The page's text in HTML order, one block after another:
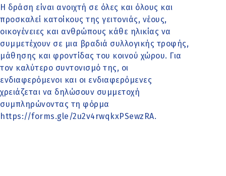
Η δράση είναι ανοιχτή σε όλες και όλους και
προσκαλεί κατοίκους της γειτονιάς, νέους,
οικογένειες και ανθρώπους κάθε ηλικίας να
συμμετέχουν σε μια βραδιά συλλογικής τροφής,
μάθησης και φροντίδας του κοινού χώρου. Για
τον καλύτερο συντονισμό της, οι
ενδιαφερόμενοι και οι ενδιαφερόμενες
χρειάζεται να δηλώσουν συμμετοχή
συμπληρώνοντας τη φόρμα
https://forms.gle/2u2v4rwqkxPSewzRA.